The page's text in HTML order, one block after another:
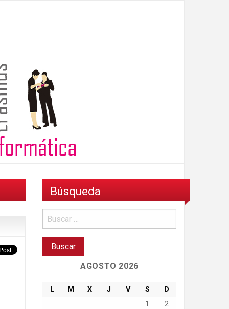
Búsqueda
AGOSTO 2026
L M X J V S
D
1
2